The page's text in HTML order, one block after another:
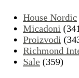
House Nordic
Micadoni
Proizvodi
Richmond
Sale (359)